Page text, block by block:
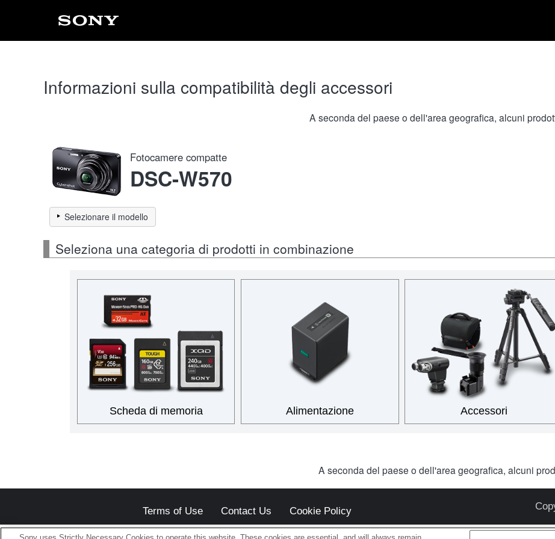
Informazioni sulla compatibilità degli accessori
A seconda del paese o dell'area geografica, alcuni
Fotocamere compatte
DSC-W570
Selezionare il modello
Seleziona una categoria di prodotti in combinazione
Scheda di memoria Alimentazione Accessori
A seconda del paese o dell'area geografica, alcuni
Terms of Use Contact Us Cookie Policy